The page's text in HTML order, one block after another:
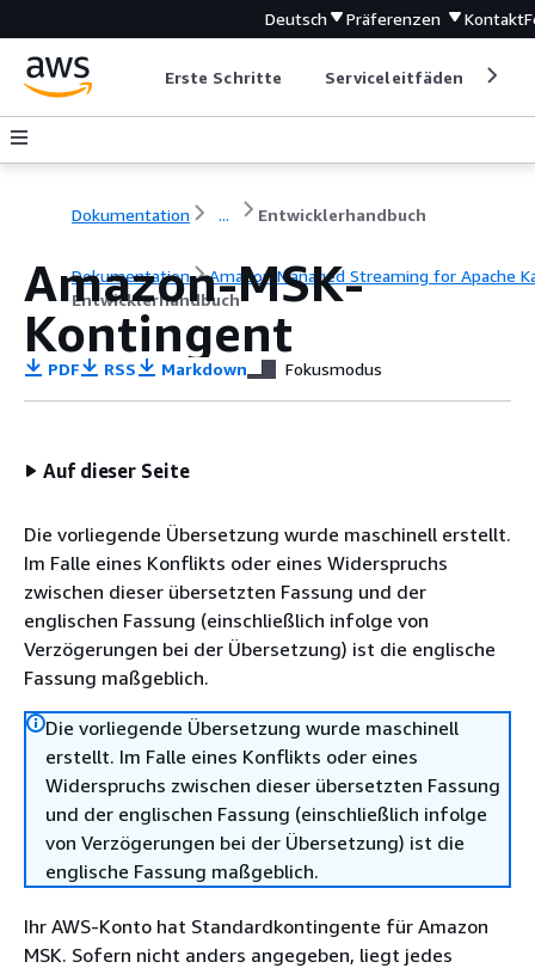
Deutsch Präferenzen Kontakt
Erste Schritte Serviceleitfäden
Dokumentation ... Entwicklerhandbuch
Dokumentation
Amazon Managed Streaming for Apache
Entwicklerhandbuch
Amazon-MSK-
Kontingent
PDF RSS Markdown Fokusmodus
Auf dieser Seite
Die vorliegende Übersetzung wurde maschinell erstellt.
Im Falle eines Konflikts oder eines Widerspruchs
zwischen dieser übersetzten Fassung und der
englischen Fassung (einschließlich infolge von
Verzögerungen bei der Übersetzung) ist die englische
Fassung maßgeblich.
Die vorliegende Übersetzung wurde maschinell
erstellt. Im Falle eines Konflikts oder eines
Widerspruchs zwischen dieser übersetzten Fassung
und der englischen Fassung (einschließlich infolge
von Verzögerungen bei der Übersetzung) ist die
englische Fassung maßgeblich.
Ihr AWS-Konto hat Standardkontingente für Amazon
MSK. Sofern nicht anders angegeben, liegt jedes